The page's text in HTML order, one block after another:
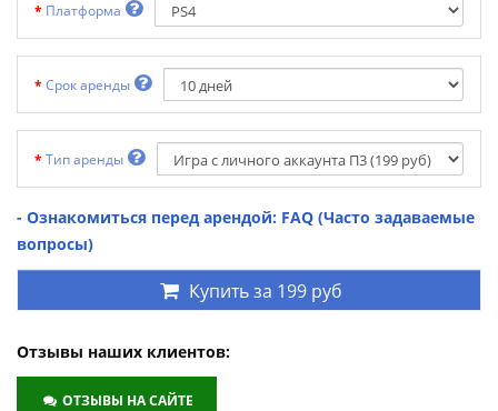
Платформа
Срок аренды
Тип аренды
- Ознакомиться перед арендой: FAQ (Часто задаваемые
вопросы)
Купить за 199 руб
Отзывы наших клиентов:
ОТЗЫВЫ НА САЙТЕ